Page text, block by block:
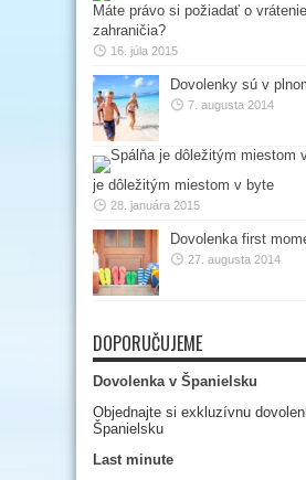
Máte právo si požiadať o
zahraničia?
16. júla 2015
Dovolenky sú v
7. augusta 2014
je dôležitým miestom v byte
28. januára 2015
Dovolenka first
27. augusta 2014
DOPORUČUJEME
Dovolenka v Španielsku
Objednajte si exkluzívnu
Španielsku
Last minute